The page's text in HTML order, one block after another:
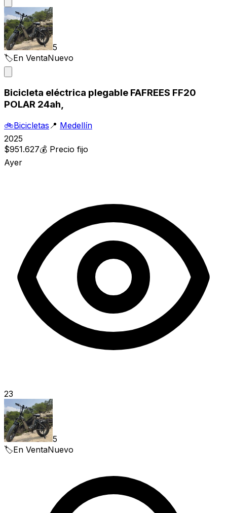
5
🏷️En VentaNuevo
Bicicleta eléctrica plegable FAFREES FF20
POLAR 24ah,
🚲Bicicletas 📍 Medellín
2025
$951.627💰 Precio fijo
Ayer
23
5
🏷️En VentaNuevo